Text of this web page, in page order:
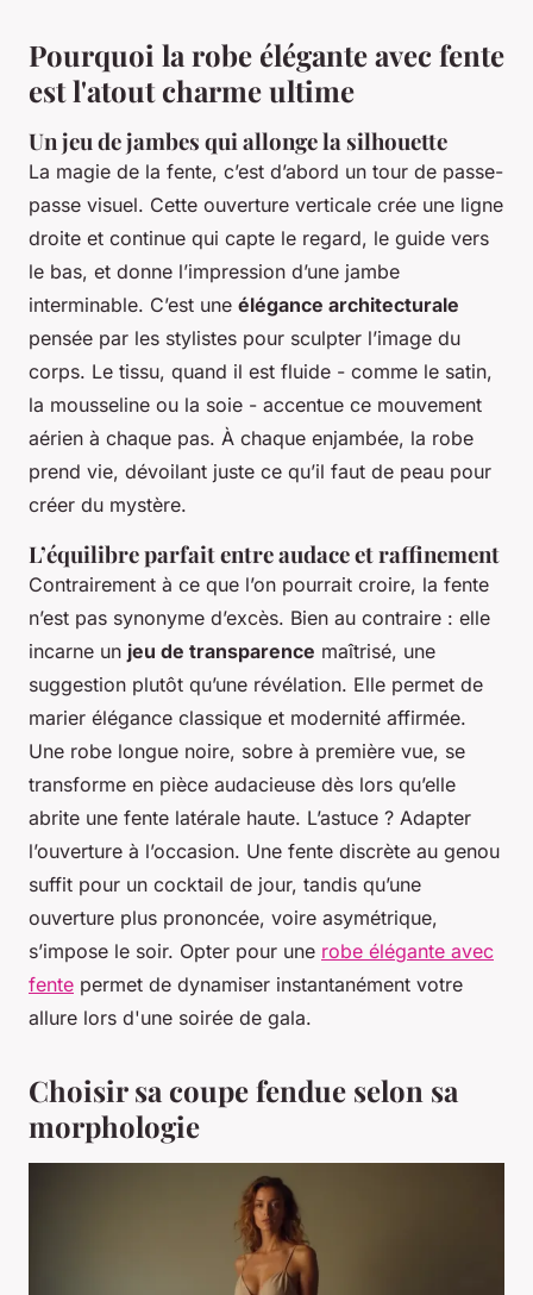
Pourquoi la robe élégante avec fente
est l'atout charme ultime
Un jeu de jambes qui allonge la silhouette
La magie de la fente, c’est d’abord un tour de passe-
passe visuel. Cette ouverture verticale crée une ligne
droite et continue qui capte le regard, le guide vers
le bas, et donne l’impression d’une jambe
interminable. C’est une élégance architecturale
pensée par les stylistes pour sculpter l’image du
corps. Le tissu, quand il est fluide - comme le satin,
la mousseline ou la soie - accentue ce mouvement
aérien à chaque pas. À chaque enjambée, la robe
prend vie, dévoilant juste ce qu’il faut de peau pour
créer du mystère.
L’équilibre parfait entre audace et raffinement
Contrairement à ce que l’on pourrait croire, la fente
n’est pas synonyme d’excès. Bien au contraire : elle
incarne un jeu de transparence maîtrisé, une
suggestion plutôt qu’une révélation. Elle permet de
marier élégance classique et modernité affirmée.
Une robe longue noire, sobre à première vue, se
transforme en pièce audacieuse dès lors qu’elle
abrite une fente latérale haute. L’astuce ? Adapter
l’ouverture à l’occasion. Une fente discrète au genou
suffit pour un cocktail de jour, tandis qu’une
ouverture plus prononcée, voire asymétrique,
s’impose le soir. Opter pour une robe élégante avec
fente permet de dynamiser instantanément votre
allure lors d'une soirée de gala.
Choisir sa coupe fendue selon sa
morphologie